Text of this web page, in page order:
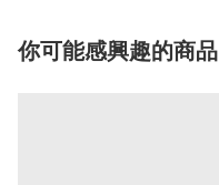
你可能感興趣的商品